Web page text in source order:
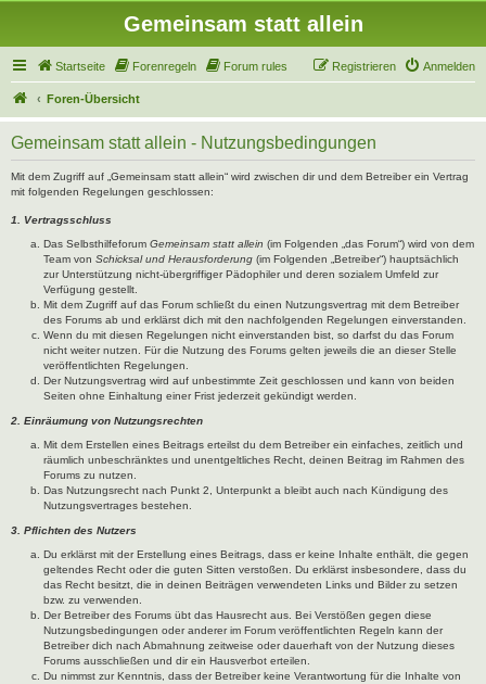
Gemeinsam statt allein
Startseite Forenregeln Forum rules Anmelden
Registrieren
Foren-Übersicht
Gemeinsam statt allein - Nutzungsbedingungen
Mit dem Zugriff auf „Gemeinsam statt allein“ wird zwischen dir und dem Betreiber ein Vertrag
mit folgenden Regelungen geschlossen:
1. Vertragsschluss
Das Selbsthilfeforum Gemeinsam statt allein (im Folgenden „das Forum“) wird von dem
Team von Schicksal und Herausforderung (im Folgenden „Betreiber“) hauptsächlich
zur Unterstützung nicht-übergriffiger Pädophiler und deren sozialem Umfeld zur
Verfügung gestellt.
Mit dem Zugriff auf das Forum schließt du einen Nutzungsvertrag mit dem Betreiber
des Forums ab und erklärst dich mit den nachfolgenden Regelungen einverstanden.
Wenn du mit diesen Regelungen nicht einverstanden bist, so darfst du das Forum
nicht weiter nutzen. Für die Nutzung des Forums gelten jeweils die an dieser Stelle
veröffentlichten Regelungen.
Der Nutzungsvertrag wird auf unbestimmte Zeit geschlossen und kann von beiden
Seiten ohne Einhaltung einer Frist jederzeit gekündigt werden.
2. Einräumung von Nutzungsrechten
Mit dem Erstellen eines Beitrags erteilst du dem Betreiber ein einfaches, zeitlich und
räumlich unbeschränktes und unentgeltliches Recht, deinen Beitrag im Rahmen des
Forums zu nutzen.
Das Nutzungsrecht nach Punkt 2, Unterpunkt a bleibt auch nach Kündigung des
Nutzungsvertrages bestehen.
3. Pflichten des Nutzers
Du erklärst mit der Erstellung eines Beitrags, dass er keine Inhalte enthält, die gegen
geltendes Recht oder die guten Sitten verstoßen. Du erklärst insbesondere, dass du
das Recht besitzt, die in deinen Beiträgen verwendeten Links und Bilder zu setzen
bzw. zu verwenden.
Der Betreiber des Forums übt das Hausrecht aus. Bei Verstößen gegen diese
Nutzungsbedingungen oder anderer im Forum veröffentlichten Regeln kann der
Betreiber dich nach Abmahnung zeitweise oder dauerhaft von der Nutzung dieses
Forums ausschließen und dir ein Hausverbot erteilen.
Du nimmst zur Kenntnis, dass der Betreiber keine Verantwortung für die Inhalte von